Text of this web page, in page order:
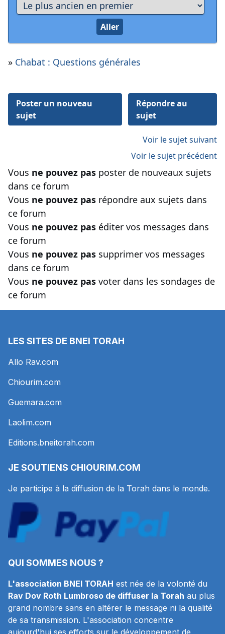
» Chabat : Questions générales
Poster un nouveau
sujet
Répondre au
sujet
Voir le sujet suivant
Voir le sujet précédent
Vous ne pouvez pas poster de nouveaux sujets
dans ce forum
Vous ne pouvez pas répondre aux sujets dans
ce forum
Vous ne pouvez pas éditer vos messages dans
ce forum
Vous ne pouvez pas supprimer vos messages
dans ce forum
Vous ne pouvez pas voter dans les sondages de
ce forum
LES SITES DE BNEI TORAH
Allo Rav.com
Chiourim.com
Guemara.com
Laolim.com
Editions.bneitorah.com
JE SOUTIENS CHIOURIM.COM
Je participe à la diffusion de la Torah dans le monde.
QUI SOMMES NOUS ?
L'association BNEI TORAH est née de la volonté du
Rav Dov Roth Lumbroso de diffuser la Torah au plus
grand nombre sans en altérer le message ni la qualité
de sa transmission. L'association concentre
aujourd'hui ses efforts sur le développement de